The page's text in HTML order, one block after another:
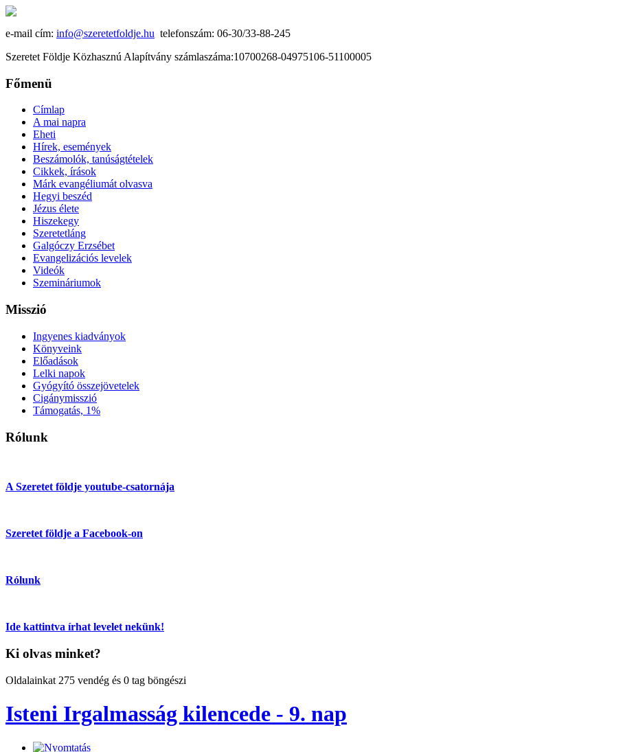
e-mail cím: info@szeretetfoldje.hu telefonszám: 06-30/33-88-245
Szeretet Földje Közhasznú Alapítvány számlaszáma:10700268-04975106-51100005
Főmenü
Címlap
A mai napra
Eheti
Hírek, események
Beszámolók, tanúságtételek
Cikkek, írások
Márk evangéliumát olvasva
Hegyi beszéd
Jézus élete
Hiszekegy
Szeretetláng
Galgóczy Erzsébet
Evangelizációs levelek
Videók
Szemináriumok
Misszió
Ingyenes kiadványok
Könyveink
Előadások
Lelki napok
Gyógyító összejövetelek
Cigánymisszió
Támogatás, 1%
Rólunk
A Szeretet földje youtube-csatornája
Szeretet földje a Facebook-on
Rólunk
Ide kattintva írhat levelet nekünk!
Ki olvas minket?
Oldalainkat 275 vendég és 0 tag böngészi
Isteni Irgalmasság kilencede - 9. nap